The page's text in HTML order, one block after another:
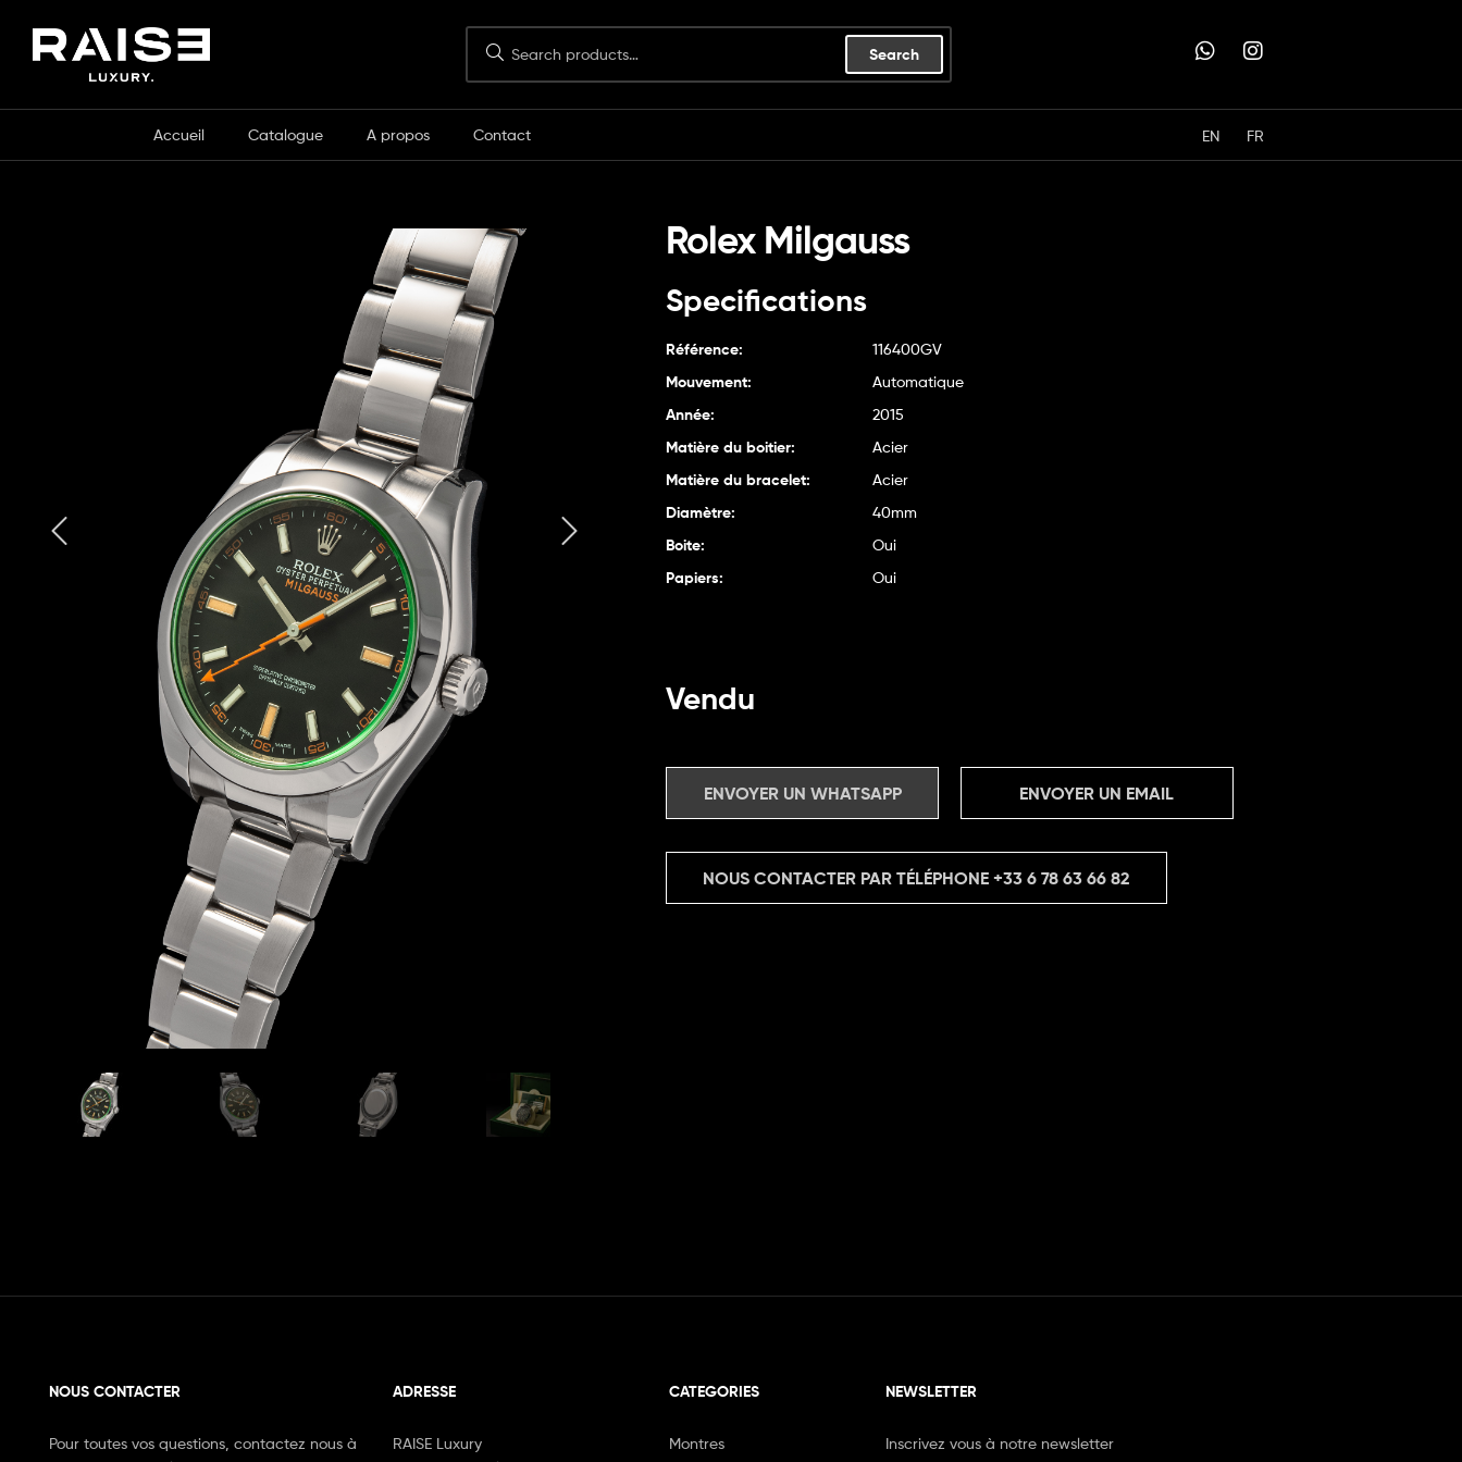
Search
Accueil Catalogue A propos Contact EN FR
Rolex Milgauss
Specifications
Référence: 116400GV
Mouvement: Automatique
Année: 2015
Matière du boitier: Acier
Matière du bracelet: Acier
Diamètre: 40mm
Boite: Oui
Papiers: Oui
Vendu
ENVOYER UN WHATSAPP ENVOYER UN EMAIL
NOUS CONTACTER PAR TÉLÉPHONE+33 6 78 63 66 82
NOUS CONTACTER
Pour toutes vos questions, contactez nous à
ADRESSE
RAISE Luxury
CATEGORIES
Montres
NEWSLETTER
Inscrivez vous à notre newsletter